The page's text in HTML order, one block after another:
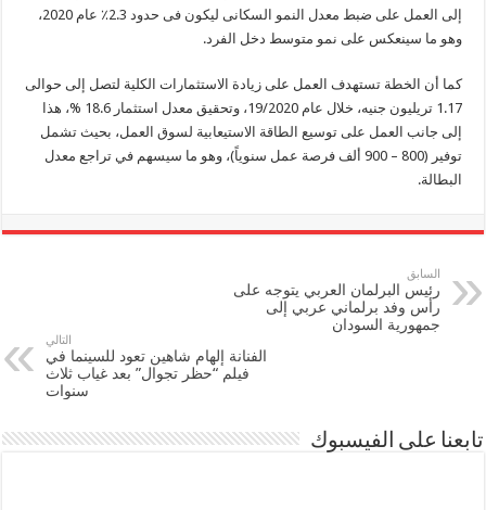
إلى العمل على ضبط معدل النمو السكانى ليكون فى حدود 2.3٪ عام 2020،
وهو ما سينعكس على نمو متوسط دخل الفرد.
كما أن الخطة تستهدف العمل على زيادة الاستثمارات الكلية لتصل إلى حوالى
1.17 تريليون جنيه، خلال عام 19/2020، وتحقيق معدل استثمار 18.6 %، هذا
إلى جانب العمل على توسيع الطاقة الاستيعابية لسوق العمل، بحيث تشمل
توفير (800 – 900 ألف فرصة عمل سنوياً)، وهو ما سيسهم في تراجع معدل
البطالة.
السابق
رئيس البرلمان العربي يتوجه على
رأس وفد برلماني عربي إلى
جمهورية السودان
التالي
الفنانة إلهام شاهين تعود للسينما في
فيلم “حظر تجوال” بعد غياب ثلاث
سنوات
تابعنا على الفيسبوك